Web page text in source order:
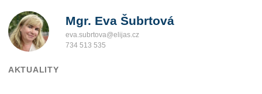
Mgr. Eva Šubrtová
eva.subrtova@elijas.cz
734 513 535
AKTUALITY